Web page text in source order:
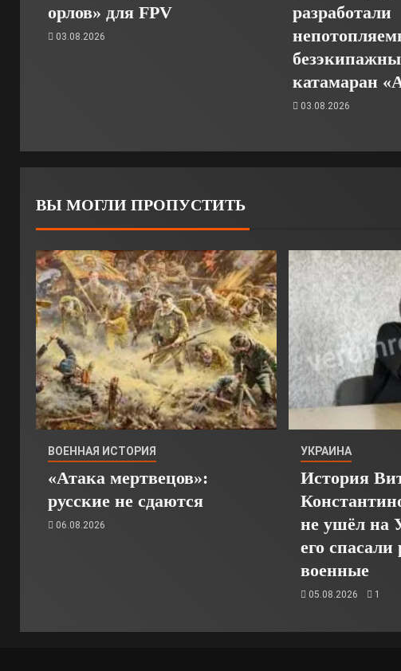
орлов» для FPV
03.08.2026
разработали
катамаран
03.08.2026
ВЫ МОГЛИ ПРОПУСТИТЬ
ВОЕННАЯ ИСТОРИЯ
«Атака мертвецов»:
русские не сдаются
06.08.2026
УКРАИНА
История
не ушёл на
его спасали
военные
05.08.2026 1